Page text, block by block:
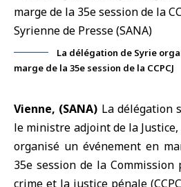
La délégation de Syrie
marge de la 35e session de la CCPCJ
Vienne, (SANA) La délégation
le ministre adjoint de la
organisé un événement en
35e session de la
crime et la justice pénale